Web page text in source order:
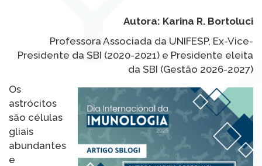
Autora: Karina R. Bortoluci
Professora Associada da UNIFESP, Ex-Vice-
Presidente da SBI (2020-2021) e Presidente eleita
da SBI (Gestão 2026-2027)
Os
astrócitos
são células
gliais
abundantes
e